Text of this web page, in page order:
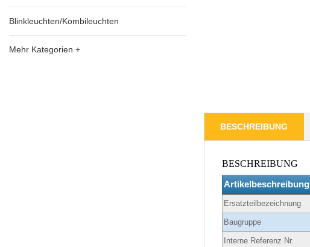
Blinkleuchten/Kombileuchten
Mehr Kategorien +
BESCHREIBUNG
BESCHREIBUNG
Artikelbeschreibung
Ersatzteilbezeichnung
Baugruppe
Interne Referenz Nr.